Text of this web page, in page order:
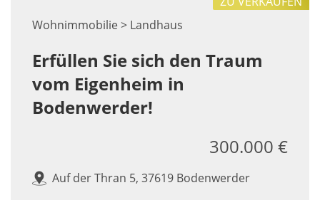
Wohnimmobilie > Landhaus
Erfüllen Sie sich den Traum
vom Eigenheim in
Bodenwerder!
Auf der Thran 5, 37619 Bodenwerder
300.000 €